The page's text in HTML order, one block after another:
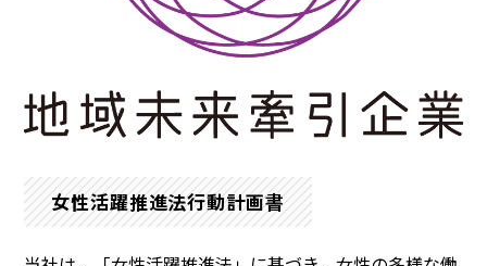
女性活躍推進法行動計画書